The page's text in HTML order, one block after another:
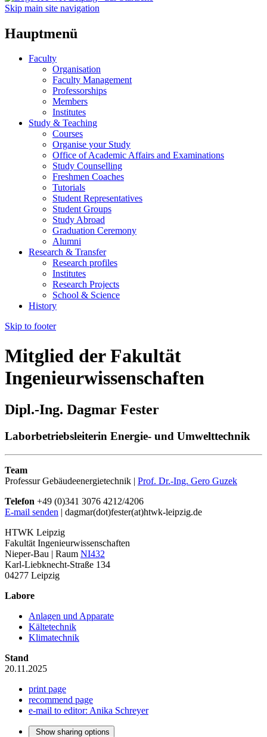
Skip main site navigation
Hauptmenü
Faculty
Organisation
Faculty Management
Professorships
Members
Institutes
Study & Teaching
Courses
Organise your Study
Office of Academic Affairs and Examinations
Study Counselling
Freshmen Coaches
Tutorials
Student Representatives
Student Groups
Study Abroad
Graduation Ceremony
Alumni
Research & Transfer
Research profiles
Institutes
Research Projects
School & Science
History
Skip to footer
Mitglied der Fakultät
Ingenieurwissenschaften
Dipl.-Ing. Dagmar Fester
Laborbetriebsleiterin Energie- und Umwelttechnik
Team
Professur Gebäudeenergietechnik | Prof. Dr.-Ing. Gero Guzek
Telefon +49 (0)341 3076 4212/4206
E-mail senden | dagmar(dot)fester(at)htwk-leipzig.de
HTWK Leipzig
Fakultät Ingenieurwissenschaften
Nieper-Bau | Raum NI432
Karl-Liebknecht-Straße 134
04277 Leipzig
Labore
Anlagen und Apparate
Kältetechnik
Klimatechnik
Stand
20.11.2025
print page
recommend page
e-mail to editor: Anika Schreyer
Show sharing options